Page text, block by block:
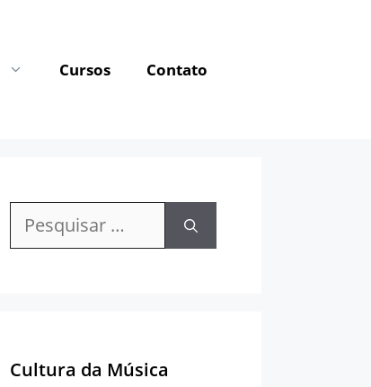
Cursos Contato
Pesquisar
Cultura da Música